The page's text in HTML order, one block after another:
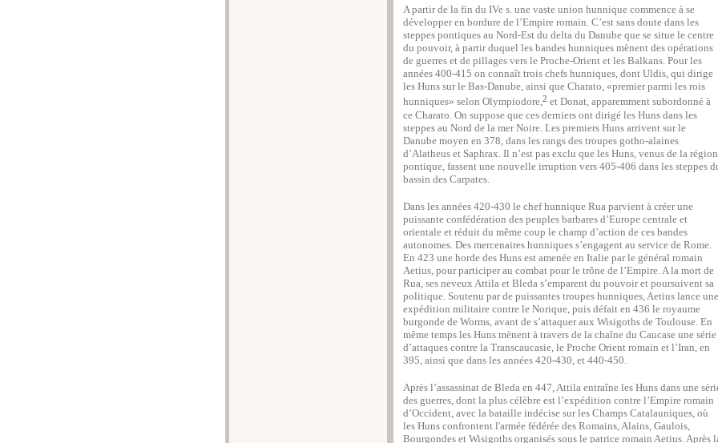
A partir de la fin du IVe s. une vaste union hunnique commence à se
développer en bordure de l’Empire romain. C’est sans doute dans les
steppes pontiques au Nord-Est du delta du Danube que se situe le centre
du pouvoir, à partir duquel les bandes hunniques mènent des opérations
de guerres et de pillages vers le Proche-Orient et les Balkans. Pour les
années 400-415 on connaît trois chefs hunniques, dont Uldis, qui dirige
les Huns sur le Bas-Danube, ainsi que Charato, «premier parmi les rois
hunniques» selon Olympiodore,2 et Donat, apparemment subordonné à
ce Charato. On suppose que ces derniers ont dirigé les Huns dans les
steppes au Nord de la mer Noire. Les premiers Huns arrivent sur le
Danube moyen en 378, dans les rangs des troupes gotho-alaines
d’Alatheus et Saphrax. Il n’est pas exclu que les Huns, venus de la région
pontique, fassent une nouvelle irruption vers 405-406 dans les steppes
bassin des Carpates.
Dans les années 420-430 le chef hunnique Rua parvient à créer une
puissante confédération des peuples barbares d’Europe centrale et
orientale et réduit du même coup le champ d’action de ces bandes
autonomes. Des mercenaires hunniques s’engagent au service de Rome.
En 423 une horde des Huns est amenée en Italie par le général romain
Aetius, pour participer au combat pour le trône de l’Empire. A la mort de
Rua, ses neveux Attila et Bleda s’emparent du pouvoir et poursuivent sa
politique. Soutenu par de puissantes troupes hunniques, Aetius lance une
expédition militaire contre le Norique, puis défait en 436 le royaume
burgonde de Worms, avant de s’attaquer aux Wisigoths de Toulouse. En
même temps les Huns mènent à travers de la chaîne du Caucase une série
d’attaques contre la Transcaucasie, le Proche Orient romain et l’Iran, en
395, ainsi que dans les années 420-430, et 440-450.
Après l’assassinat de Bleda en 447, Attila entraîne les Huns dans une
des guerres, dont la plus célèbre est l’expédition contre l’Empire romain
d’Occident, avec la bataille indécise sur les Champs Catalauniques, où
les Huns confrontent l'armée fédérée des Romains, Alains, Gaulois,
Bourgondes et Wisigoths organisés sous le patrice romain Aetius. Après